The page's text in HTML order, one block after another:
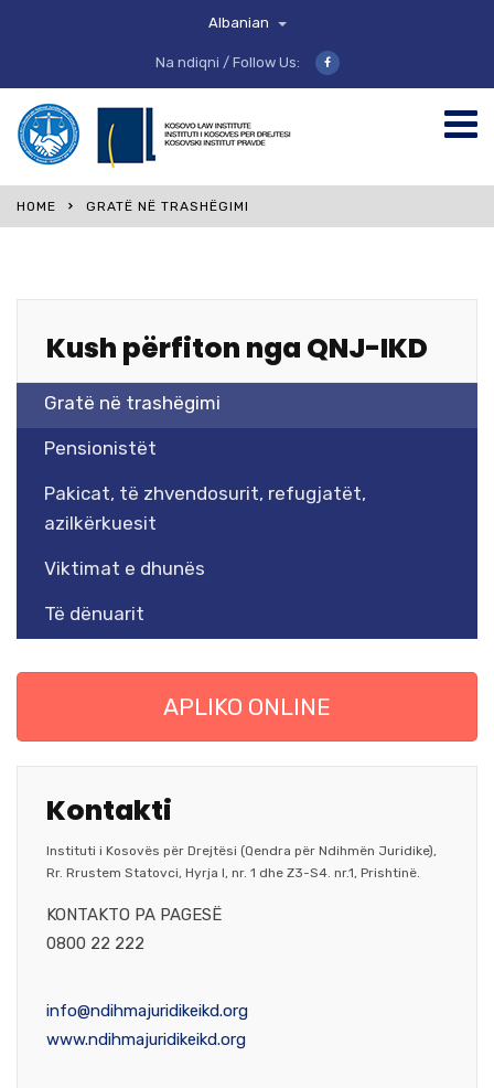
Albanian
Na ndiqni / Follow Us:
HOME GRATË NË TRASHËGIMI
Kush përfiton nga QNJ-IKD
Gratë në trashëgimi
Pensionistët
Pakicat, të zhvendosurit, refugjatët,
azilkërkuesit
Viktimat e dhunës
Të dënuarit
APLIKO ONLINE
Kontakti
Instituti i Kosovës për Drejtësi (Qendra për Ndihmën Juridike),
Rr. Rrustem Statovci, Hyrja I, nr. 1 dhe Z3-S4. nr.1, Prishtinë.
KONTAKTO PA PAGESË
0800 22 222
info@ndihmajuridikeikd.org
www.ndihmajuridikeikd.org